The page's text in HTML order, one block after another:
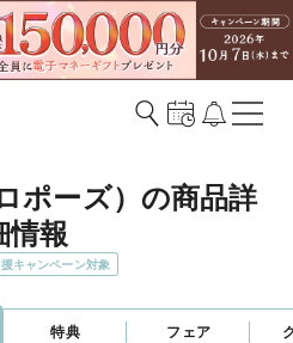
ポーズ）の商品詳
情報
キャンペーン対象
特典 フェア